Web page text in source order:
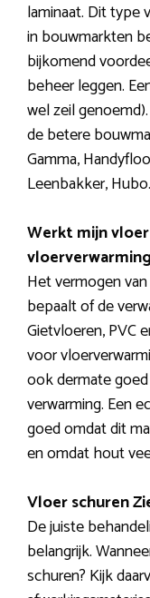
laminaat. Dit type
in bouwmarkten
bijkomend
beheer leggen.
wel zeil
de betere
Gamma,
Leenbakker, Hubo.
Werkt mijn
Het vermogen
bepaalt of de
Gietvloeren, PVC
voor
ook dermate
verwarming. Een
goed omdat dit
en omdat hout
Vloer schuren
De juiste
belangrijk.
schuren? Kijk